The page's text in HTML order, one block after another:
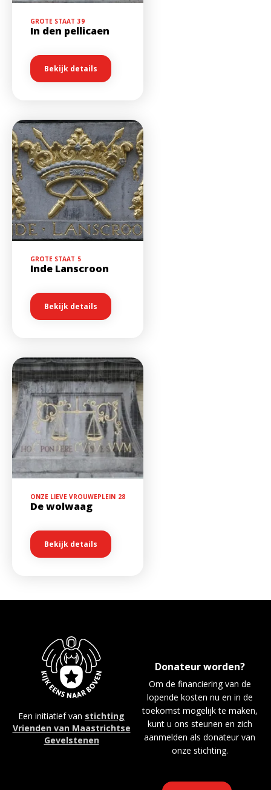
GROTE STAAT 39
In den pellicaen
Bekijk details
GROTE STAAT 5
Inde Lanscroon
Bekijk details
ONZE LIEVE VROUWEPLEIN 28
De wolwaag
Bekijk details
Donateur worden?
Om de financiering van de
lopende kosten nu en in de
toekomst mogelijk te maken,
kunt u ons steunen en zich
aanmelden als donateur van
onze stichting.
Een initiatief van stichting
Vrienden van Maastrichtse
Gevelstenen